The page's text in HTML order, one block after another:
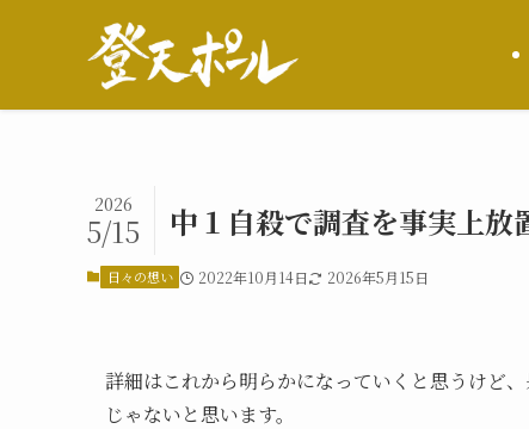
中１自殺で調査を事実上放
2026
5/15
日々の想い 2022年10月14日 2026年5月15日
詳細はこれから明らかになっていくと思うけど
じゃないと思います。